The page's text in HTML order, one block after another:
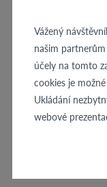
Vážený
našim
účely na tomto
cookies je
Ukládání
webové